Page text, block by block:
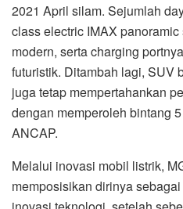
Melalui inovasi mobil listrik,
memposisikan dirinya
inovasi teknologi, setelah
mobil EV Cyberster yang
berkekuatan konektivitas 5G,
800 km atas penggunaan
dari 3 detik.
“Gaya hidup konsumen yang